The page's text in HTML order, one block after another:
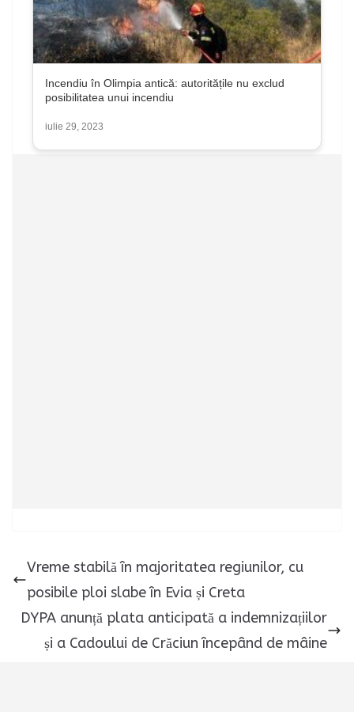
Incendiu în Olimpia antică: autoritățile nu exclud
posibilitatea unui incendiu
iulie 29, 2023
Vreme stabilă în majoritatea regiunilor, cu
posibile ploi slabe în Evia și Creta
DYPA anunță plata anticipată a indemnizațiilor
și a Cadoului de Crăciun începând de mâine